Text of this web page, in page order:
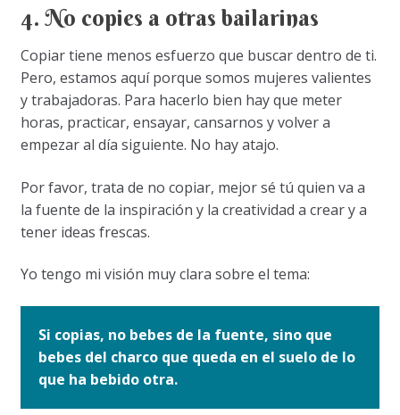
4. No copies a otras bailarinas
Copiar tiene menos esfuerzo que buscar dentro de ti.
Pero, estamos aquí porque somos mujeres valientes
y trabajadoras. Para hacerlo bien hay que meter
horas, practicar, ensayar, cansarnos y volver a
empezar al día siguiente. No hay atajo.
Por favor, trata de no copiar, mejor sé tú quien va a
la fuente de la inspiración y la creatividad a crear y a
tener ideas frescas.
Yo tengo mi visión muy clara sobre el tema:
Si copias, no bebes de la fuente, sino que
bebes del charco que queda en el suelo de lo
que ha bebido otra.